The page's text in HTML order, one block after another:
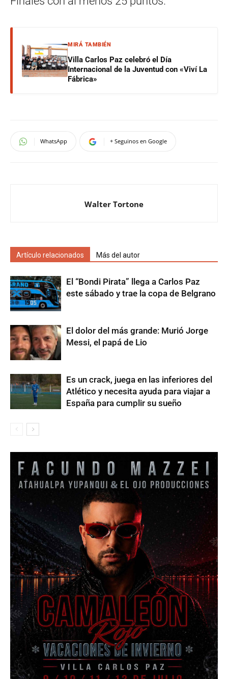
MIRÁ TAMBIÉN
Villa Carlos Paz celebró el Día
Internacional de la Juventud con «Viví La
Fábrica»
WhatsApp + Seguinos en Google
Walter Tortone
Artículo relacionados Más del autor
El “Bondi Pirata” llega a Carlos Paz
este sábado y trae la copa de Belgrano
El dolor del más grande: Murió Jorge
Messi, el papá de Lio
Es un crack, juega en las inferiores del
Atlético y necesita ayuda para viajar a
España para cumplir su sueño